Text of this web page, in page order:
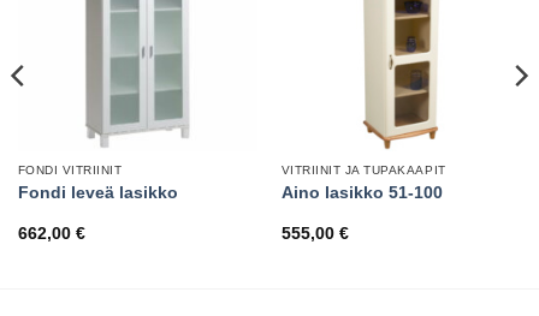
FONDI VITRIINIT
Fondi leveä lasikko
662,00 €
VITRIINIT JA TUPAKAAPIT
Aino lasikko 51-100
555,00 €